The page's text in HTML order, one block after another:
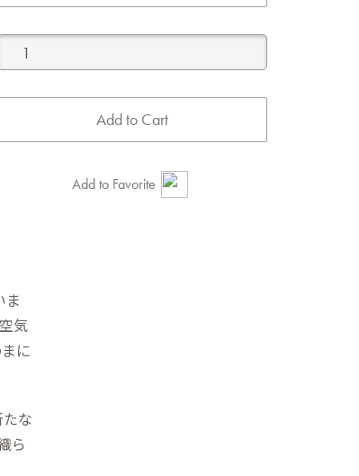
Add to Favorite
ま
気
に
な
ら